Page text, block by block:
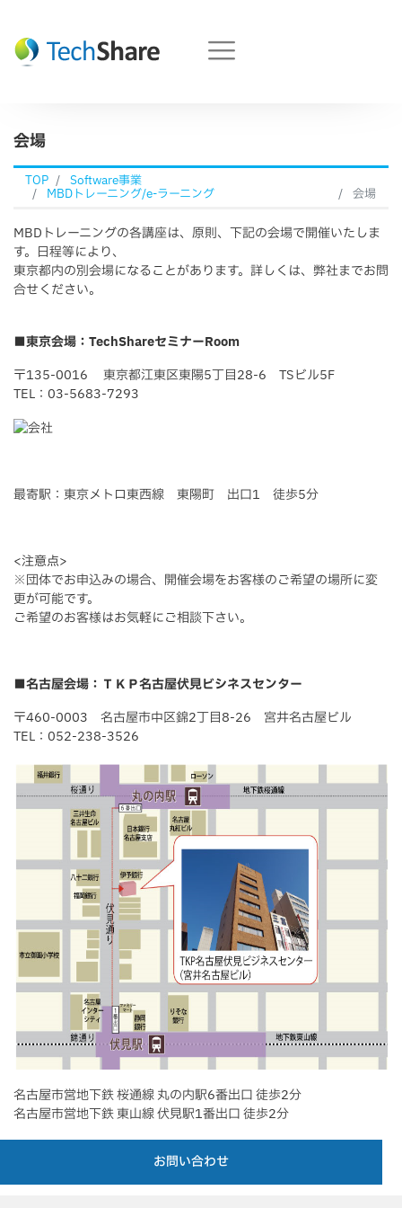
会場
TOP Software事業
MBDトレーニング/e-ラーニング 会場
MBDトレーニングの各講座は、原則、下記の会場で開催いたしま
す。日程等により、
東京都内の別会場になることがあります。詳しくは、弊社までお問
合せください。
■東京会場：TechShareセミナーRoom
〒135-0016 東京都江東区東陽5丁目28-6 TSビル5F
TEL：03-5683-7293
最寄駅：東京メトロ東西線 東陽町 出口1 徒歩5分
<注意点>
※団体でお申込みの場合、開催会場をお客様のご希望の場所に変
更が可能です。
ご希望のお客様はお気軽にご相談下さい。
■名古屋会場：ＴＫＰ名古屋伏見ビシネスセンター
〒460-0003 名古屋市中区錦2丁目8-26 宮井名古屋ビル
TEL：052-238-3526
名古屋市営地下鉄 桜通線 丸の内駅6番出口 徒歩2分
名古屋市営地下鉄 東山線 伏見駅1番出口 徒歩2分
お問い合わせ